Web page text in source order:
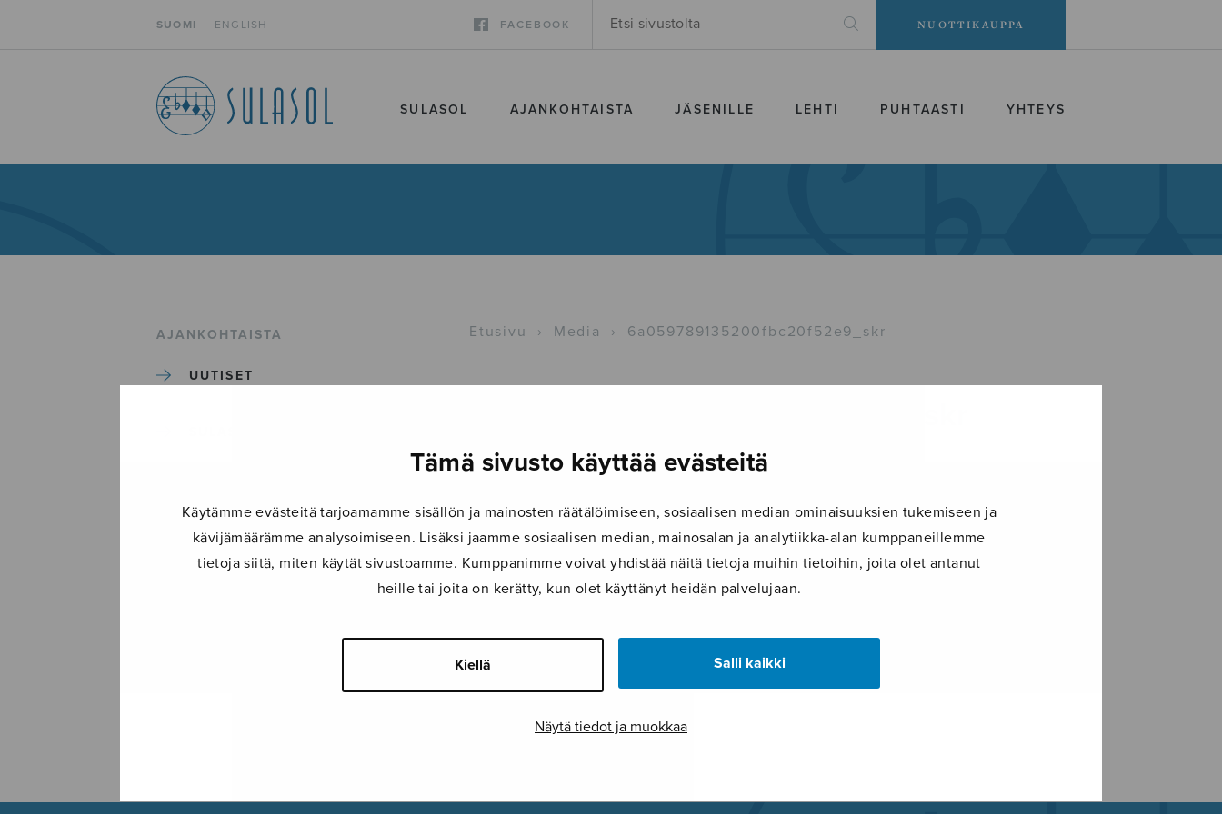
Tämä sivusto käyttää evästeitä
Käytämme evästeitä tarjoamamme sisällön ja mainosten räätälöimiseen, sosiaalisen median ominaisuuksien tukemiseen ja
kävijämäärämme analysoimiseen. Lisäksi jaamme sosiaalisen median, mainosalan ja analytiikka-alan kumppaneillemme
tietoja siitä, miten käytät sivustoamme. Kumppanimme voivat yhdistää näitä tietoja muihin tietoihin, joita olet antanut
heille tai joita on kerätty, kun olet käyttänyt heidän palvelujaan.
Kiellä Salli kaikki
Näytä tiedot ja muokkaa
SUOMI ENGLISH FACEBOOK NUOTTIKAUPPA
SULASOL AJANKOHTAISTA JÄSENILLE LEHTI PUHTAASTI YHTEYS
AJANKOHTAISTA
UUTISET
TAPAHTUMAT
KONSERTIT
Etusivu › Media › 6a059789135200fbc20f52e9_skr